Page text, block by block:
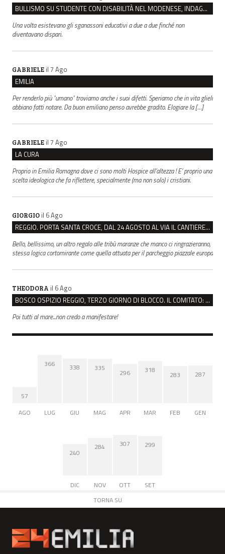
BULLISMO SU STUDENTE CON DISABILITÀ NEL MODENESE, INDAGATI DUE RAGAZZI DI 16 ANNI
Una volta esistevano gli sganassoni educativi a due a due finché non
diventavano dispari.
GABRIELE il 7 Ago
EMILIA
Per renderlo più "umano" troviamo anche i suoi difetti. Speriamo che in vita glieli
abbiano fatti notare. Da buon emiliano penso avrebbe gradito. Elogiare la […]
GABRIELE il 7 Ago
LA CURA
Proprio in Emilia Romagna dove ci sono molti Hospice all’altezza ! E’ proprio una
scelta ideologica che fa riflettere, specialmente (ma non solo) i cristiani.
GIORGIO il 6 Ago
REGGIO. PORTA SANTA CROCE, DAL 24 AGOSTO AL VIA IL CANTIERE PER IL NUOVO COLLETTORE FOGNARIO
Bello, bellissimo, un altro regalo alle tribù maranze che manco ci ringrazieranno,
stessa logica cortomirante come quella attuata per il parcheggio piazzale europa
THEODORA il 6 Ago
BOSCO OSPIZIO REGGIO, TERZO GIORNO DI BLOCCO. IL COMITATO: “PRESIDIO FINO A VENERDÌ”
Poi tutti al mare...non credo a manifestare!
57
AGO
366
LUG
338
GIU
335
MAG
296
APR
318
MAR
283
FEB
287
GEN
240
DIC
284
NOV
307
OTT
299
SET
TORNA SU